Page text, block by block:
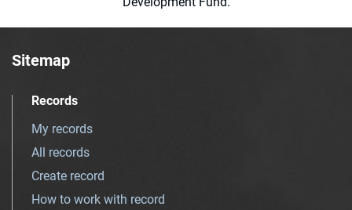
Sitemap
Records
My records
All records
Create record
How to work with record